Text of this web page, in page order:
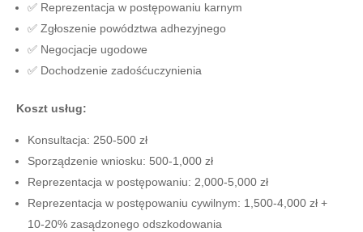
✅ Reprezentacja w postępowaniu karnym
✅ Zgłoszenie powództwa adhezyjnego
✅ Negocjacje ugodowe
✅ Dochodzenie zadośćuczynienia
Koszt usług:
Konsultacja: 250-500 zł
Sporządzenie wniosku: 500-1,000 zł
Reprezentacja w postępowaniu: 2,000-5,000 zł
Reprezentacja w postępowaniu cywilnym: 1,500-4,000 zł +
10-20% zasądzonego odszkodowania